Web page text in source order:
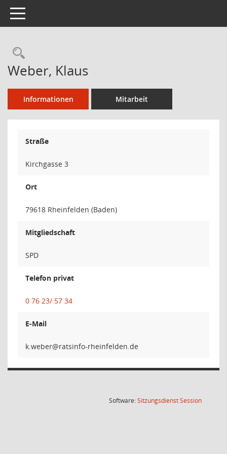
Toggle navigation
Rechercheauswahl
Weber, Klaus
Informationen Mitarbeit
Straße
Kirchgasse 3
Ort
79618 Rheinfelden (Baden)
Mitgliedschaft
SPD
Telefon privat
0 76 23/ 57 34
E-Mail
reb
Software:SitzungsdienstSession(Wird in